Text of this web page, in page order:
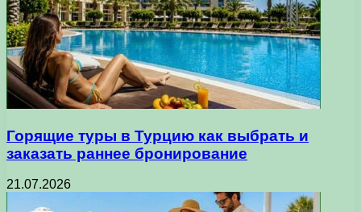
Горящие туры в Турцию как выбрать и
заказать раннее бронирование
21.07.2026